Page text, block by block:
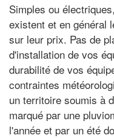
Simples ou
existent et en général
sur leur prix. Pas de
d'installation de vos
durabilité de vos
contraintes
un territoire soumis à
marqué par une
l'année et par un été